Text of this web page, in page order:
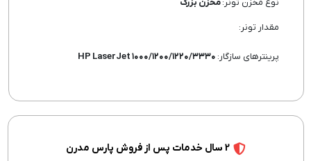
مقدار تونر:
پرینترهای سازگار:
2 سال خدمات پس از فروش پارس مدرن